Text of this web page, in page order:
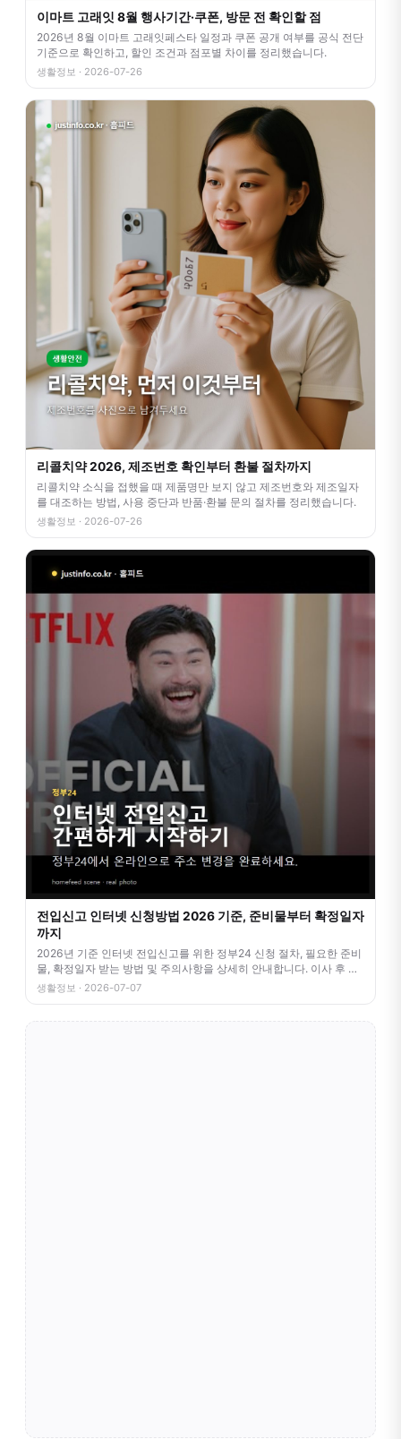
이마트 고래잇 8월 행사기간·쿠폰, 방문 전 확인할 점
2026년 8월 이마트 고래잇페스타 일정과 쿠폰 공개 여부를 공식 전단
기준으로 확인하고, 할인 조건과 점포별 차이를 정리했습니다.
생활정보 · 2026-07-26
리콜치약 2026, 제조번호 확인부터 환불 절차까지
리콜치약 소식을 접했을 때 제품명만 보지 않고 제조번호와 제조일자
를 대조하는 방법, 사용 중단과 반품·환불 문의 절차를 정리했습니다.
생활정보 · 2026-07-26
전입신고 인터넷 신청방법 2026 기준, 준비물부터 확정일자
까지
2026년 기준 인터넷 전입신고를 위한 정부24 신청 절차, 필요한 준비
물, 확정일자 받는 방법 및 주의사항을 상세히 안내합니다. 이사 후 번
거
생활정보 · 2026-07-07